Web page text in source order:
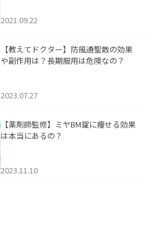
2021.09.22
【教えてドクター】防風通聖散の効果
や副作用は？長期服用は危険なの？
2023.07.27
【薬剤師監修】ミヤBM錠に痩せる効果
は本当にあるの？
2023.11.10